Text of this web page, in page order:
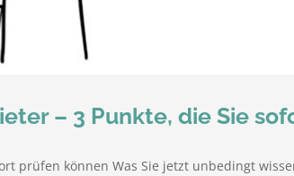
– 3 Punkte, die Sie
prüfen können Was Sie jetzt unbedingt